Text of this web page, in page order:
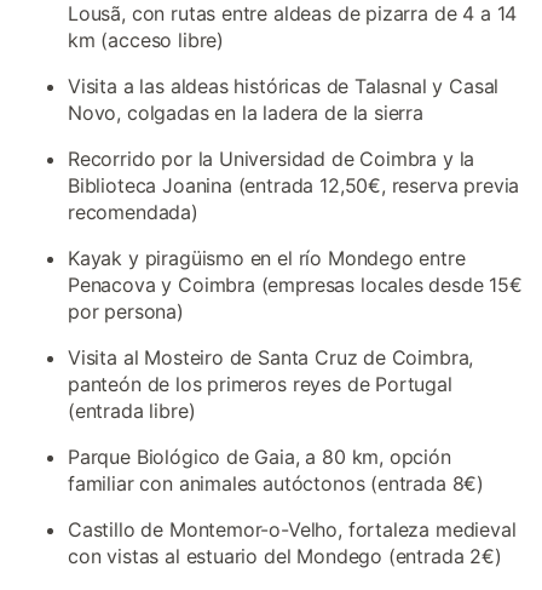
Lousã, con rutas entre aldeas de pizarra de 4 a 14
km (acceso libre)
Visita a las aldeas históricas de Talasnal y Casal
Novo, colgadas en la ladera de la sierra
Recorrido por la Universidad de Coimbra y la
Biblioteca Joanina (entrada 12,50€, reserva previa
recomendada)
Kayak y piragüismo en el río Mondego entre
Penacova y Coimbra (empresas locales desde 15€
por persona)
Visita al Mosteiro de Santa Cruz de Coimbra,
panteón de los primeros reyes de Portugal
(entrada libre)
Parque Biológico de Gaia, a 80 km, opción
familiar con animales autóctonos (entrada 8€)
Castillo de Montemor-o-Velho, fortaleza medieval
con vistas al estuario del Mondego (entrada 2€)